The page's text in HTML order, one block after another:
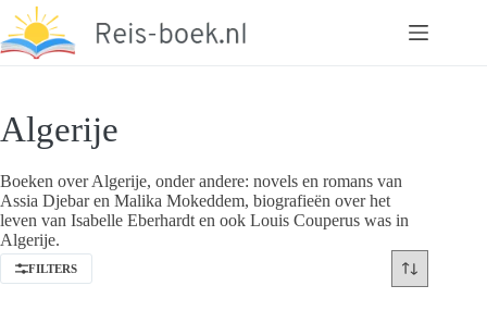
naar
de
Algerije
Boeken over Algerije, onder andere: novels en romans van
Assia Djebar en Malika Mokeddem, biografieën over het
leven van Isabelle Eberhardt en ook Louis Couperus was in
Algerije.
FILTERS